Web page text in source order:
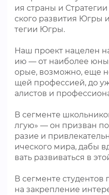
ия страны и
ского развития Югры
тегии Югры.
Наш проект нацелен
ию — от наиболее
орые, возможно, еще
щей профессией, до
алистов и
В сегменте
лгую» — он призван
разие и
ического мира, дабы
вать развиваться в
В сегменте студентов
на закрепление